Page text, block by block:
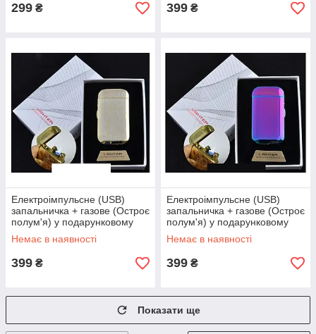
299 ₴ 399 ₴
Електроімпульсне (USB)
запальничка + газове (Остроє
полум'я) у подарунковому
пакованні Lighter
Немає в наявності
399 ₴
Електроімпульсне (USB)
запальничка + газове (Остроє
полум'я) у подарунковому
пакованні Lighter
Немає в наявності
399 ₴
Показати ще